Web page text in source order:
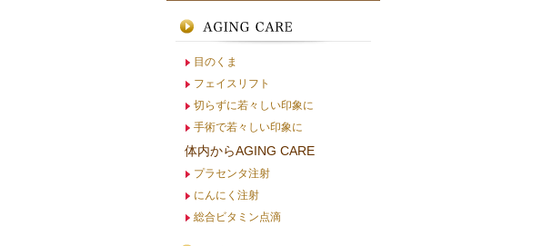
目のくま
フェイスリフト
切らずに若々しい印象に
手術で若々しい印象に
体内からAGING CARE
プラセンタ注射
にんにく注射
総合ビタミン点滴